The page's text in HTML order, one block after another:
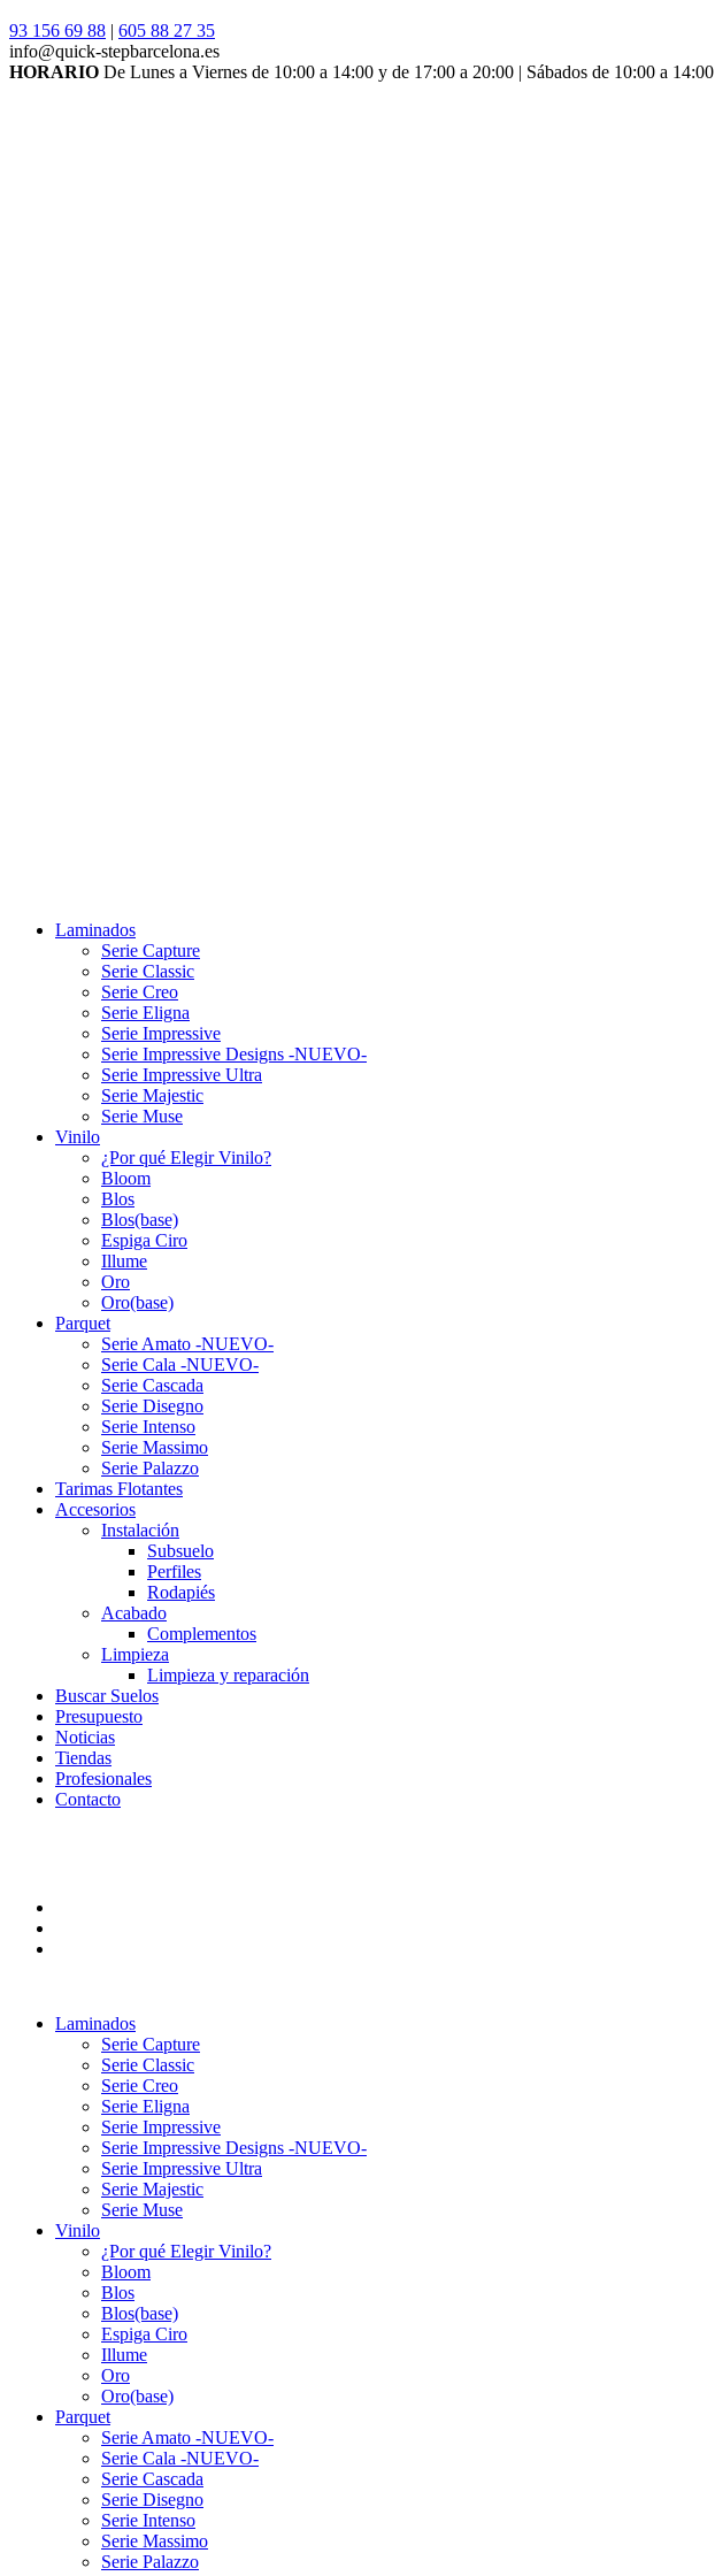
93 156 69 88 | 605 88 27 35
info@quick-stepbarcelona.es
HORARIO De Lunes a Viernes de 10:00 a 14:00 y de 17:00 a 20:00 | Sábados de 10:00 a 14:00
Laminados
Serie Capture
Serie Classic
Serie Creo
Serie Eligna
Serie Impressive
Serie Impressive Designs -NUEVO-
Serie Impressive Ultra
Serie Majestic
Serie Muse
Vinilo
¿Por qué Elegir Vinilo?
Bloom
Blos
Blos(base)
Espiga Ciro
Illume
Oro
Oro(base)
Parquet
Serie Amato -NUEVO-
Serie Cala -NUEVO-
Serie Cascada
Serie Disegno
Serie Intenso
Serie Massimo
Serie Palazzo
Tarimas Flotantes
Accesorios
Instalación
Subsuelo
Perfiles
Rodapiés
Acabado
Complementos
Limpieza
Limpieza y reparación
Buscar Suelos
Presupuesto
Noticias
Tiendas
Profesionales
Contacto
Laminados
Serie Capture
Serie Classic
Serie Creo
Serie Eligna
Serie Impressive
Serie Impressive Designs -NUEVO-
Serie Impressive Ultra
Serie Majestic
Serie Muse
Vinilo
¿Por qué Elegir Vinilo?
Bloom
Blos
Blos(base)
Espiga Ciro
Illume
Oro
Oro(base)
Parquet
Serie Amato -NUEVO-
Serie Cala -NUEVO-
Serie Cascada
Serie Disegno
Serie Intenso
Serie Massimo
Serie Palazzo